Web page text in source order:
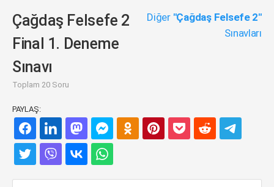
Çağdaş Felsefe 2
Final 1. Deneme
Sınavı
Toplam 20 Soru
Diğer "Çağdaş Felsefe 2"
Sınavları
PAYLAŞ: